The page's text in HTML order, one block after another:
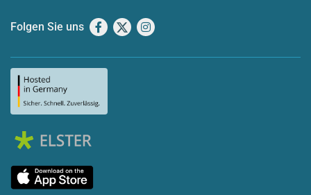
Folgen Sie uns Facebook
X Instagram